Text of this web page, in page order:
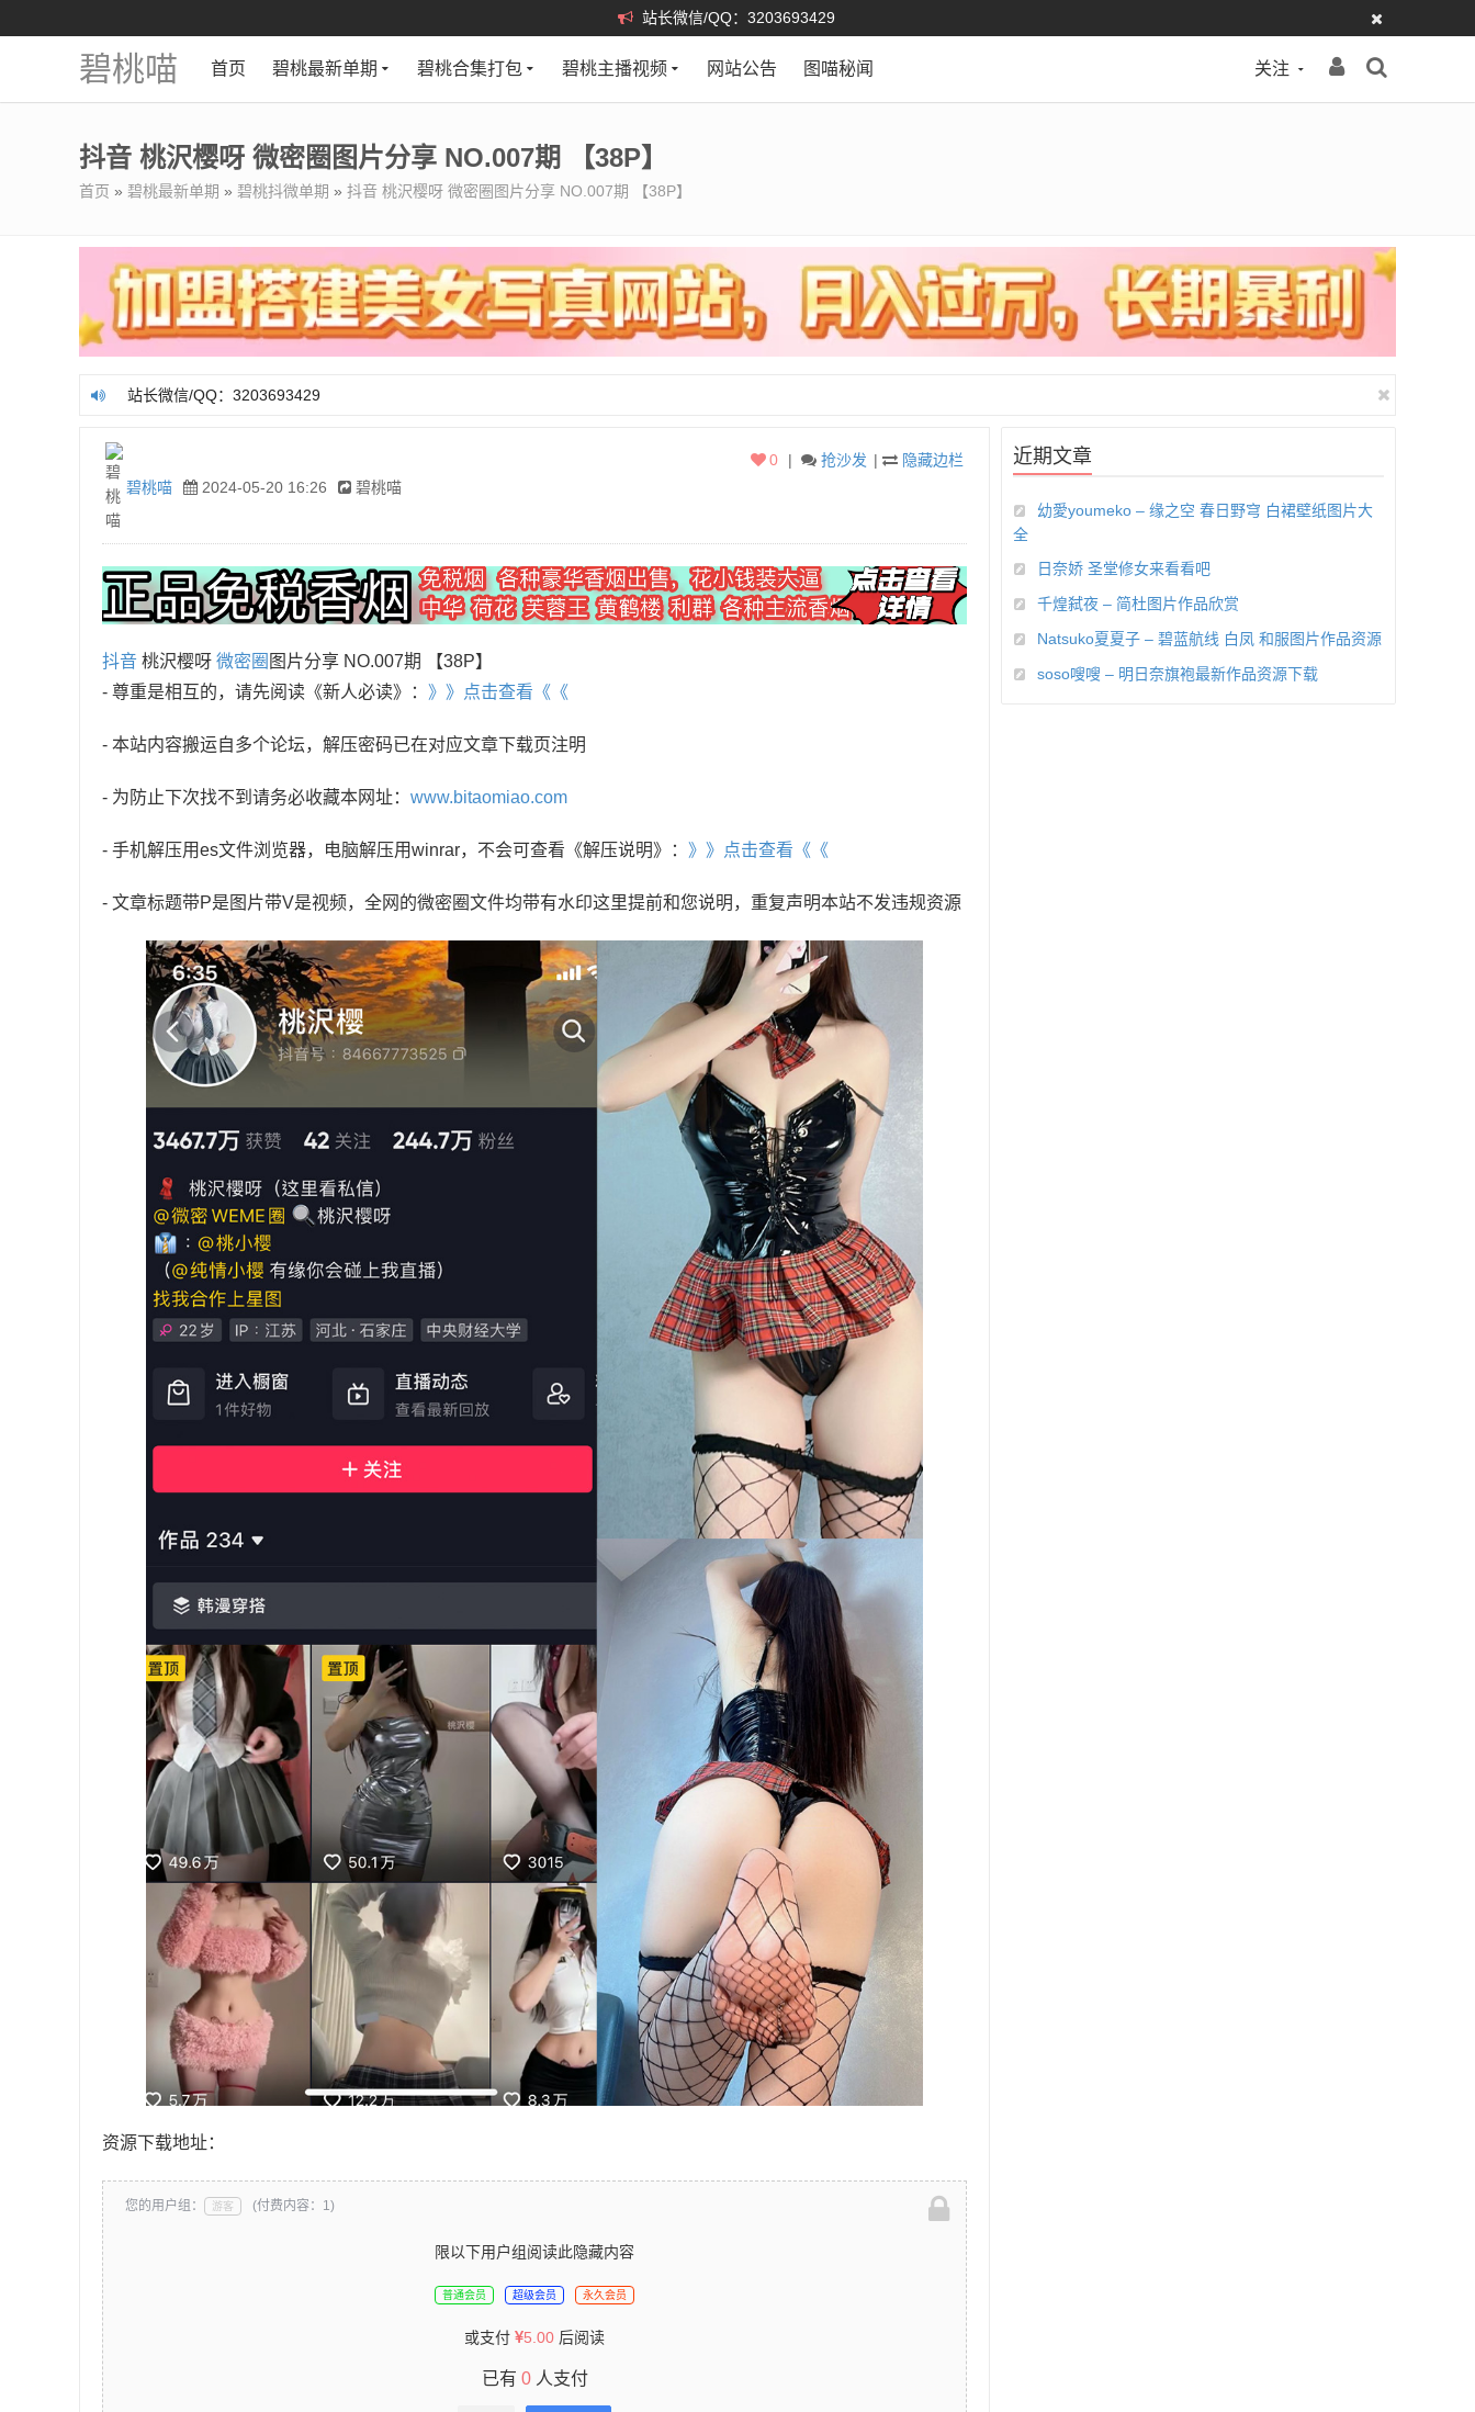
站长微信/QQ：3203693429
碧桃喵 关注
首页 碧桃最新单期 碧桃合集打包 碧桃主播视频 网站公告 图喵秘闻
抖音 桃沢樱呀 微密圈图片分享 NO.007期 【38P】
首页 » 碧桃最新单期 » 碧桃抖微单期 » 抖音 桃沢樱呀 微密圈图片分享 NO.007期 【38P】
站长微信/QQ：3203693429
碧桃喵 2024-05-20 16:26 碧桃喵
| 隐藏边栏
| 抢沙发
0
抖音 桃沢樱呀 微密圈 图片分享 NO.007期 【38P】
- 尊重是相互的，请先阅读《新人必读》： 》》点击查看《《
- 本站内容搬运自多个论坛，解压密码已在对应文章下载页注明
- 为防止下次找不到请务必收藏本网址： www.bitaomiao.com
- 手机解压用es文件浏览器，电脑解压用winrar，不会可查看《解压说明》： 》》点击查看《《
- 文章标题带P是图片带V是视频，全网的微密圈文件均带有水印这里提前和您说明，重复声明本站不发违规资源
资源下载地址：
您的用户组： 游客 (付费内容：1)
限以下用户组阅读此隐藏内容
普通会员 超级会员 永久会员
或支付 5.00 后阅读
已有 0人支付
近期文章
幼愛youmeko – 缘之空 春日野穹 白裙壁纸图片大
全
日奈娇 圣堂修女来看看吧
千煌弑夜 – 简杜图片作品欣赏
Natsuko夏夏子 – 碧蓝航线 白凤 和服图片作品资源
soso嗖嗖 – 明日奈旗袍最新作品资源下载